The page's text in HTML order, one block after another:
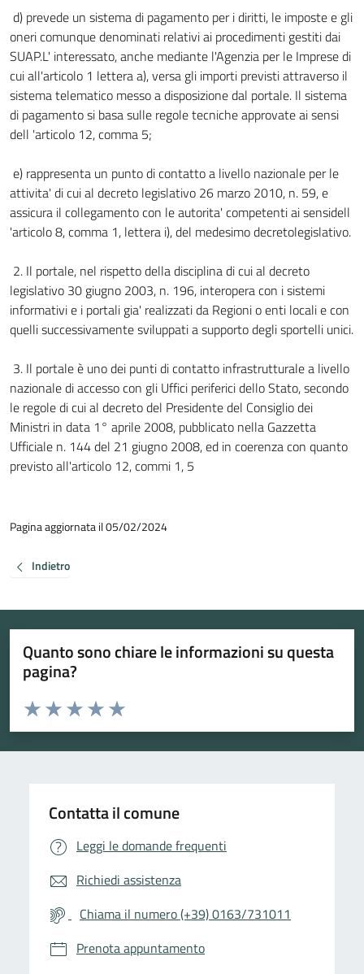
d) prevede un sistema di pagamento per i diritti, le imposte e gli
oneri comunque denominati relativi ai procedimenti gestiti dai
SUAP.L' interessato, anche mediante l'Agenzia per le Imprese di
cui all'articolo 1 lettera a), versa gli importi previsti attraverso il
sistema telematico messo a disposizione dal portale. Il sistema
di pagamento si basa sulle regole tecniche approvate ai sensi
dell 'articolo 12, comma 5;
e) rappresenta un punto di contatto a livello nazionale per le
attivita' di cui al decreto legislativo 26 marzo 2010, n. 59, e
assicura il collegamento con le autorita' competenti ai sensidell
'articolo 8, comma 1, lettera i), del medesimo decretolegislativo.
2. Il portale, nel rispetto della disciplina di cui al decreto
legislativo 30 giugno 2003, n. 196, interopera con i sistemi
informativi e i portali gia' realizzati da Regioni o enti locali e con
quelli successivamente sviluppati a supporto degli sportelli unici.
3. Il portale è uno dei punti di contatto infrastrutturale a livello
nazionale di accesso con gli Uffici periferici dello Stato, secondo
le regole di cui al decreto del Presidente del Consiglio dei
Ministri in data 1° aprile 2008, pubblicato nella Gazzetta
Ufficiale n. 144 del 21 giugno 2008, ed in coerenza con quanto
previsto all'articolo 12, commi 1, 5
Pagina aggiornata il 05/02/2024
Indietro
Quanto sono chiare le informazioni su questa
pagina?
Valuta da 1 a 5 stelle la pagina
Valuta 5 stelle su 5
Valuta 4 stelle su 5
Valuta 3 stelle su 5
Valuta 2 stelle su 5
Valuta 1 stelle su 5
Contatta il comune
Leggi le domande frequenti
Richiedi assistenza
Chiama il numero (+39) 0163/731011
Prenota appuntamento